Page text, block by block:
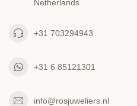
Netherlands
+31 703294943
+31 6 85121301
info@rosjuweliers.nl